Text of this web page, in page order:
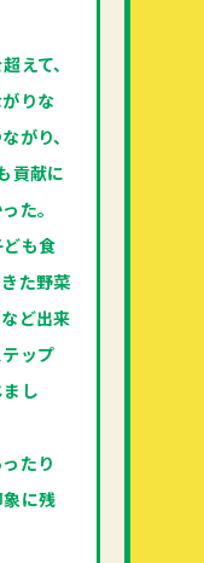
えて、
りな
がり、
貢献に
た。
も食
た野菜
ど出来
ップ
し
たり
に残